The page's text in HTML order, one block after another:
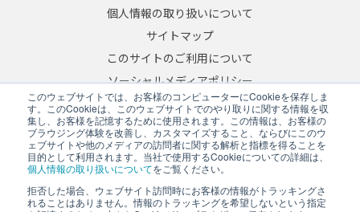
このウェブサイトでは、お客様のコンピューターにCookieを保存しま
す。このCookieは、このウェブサイトでのやり取りに関する情報を収
集し、お客様を記憶するために使用されます。この情報は、お客様の
ブラウジング体験を改善し、カスタマイズすること、ならびにこのウ
ェブサイトや他のメディアの訪問者に関する解析と指標を得ることを
目的として利用されます。当社で使用するCookieについての詳細は、
個人情報の取り扱いについてをご覧ください。
拒否した場合、ウェブサイト訪問時にお客様の情報がトラッキングさ
れることはありません。情報のトラッキングを希望しないという指定
個人情報の取り扱いについて
サイトマップ
このサイトのご利用について
ソーシャルメディアポリシー
反社会的勢力への対応について
JA/EN
Copyright © 2026 A&D Company, Limited